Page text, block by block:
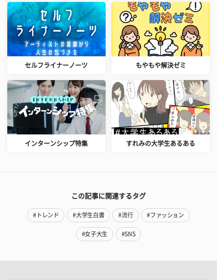
セルフライナーノーツ もやもや解決ゼミ
インターンシップ特集 すれみの大学生あるある
この記事に関連するタグ
#トレンド #大学生白書 #流行 #ファッション
#女子大生 #SNS